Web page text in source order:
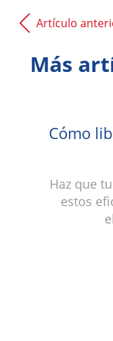
Artículo
Más
Cómo
Haz que
estos
¿Qué
El